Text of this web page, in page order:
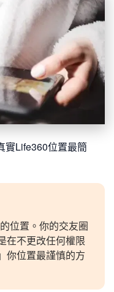
實Life360位置最簡
位置。你的交友圈
在不更改任何權限
你位置最謹慎的方